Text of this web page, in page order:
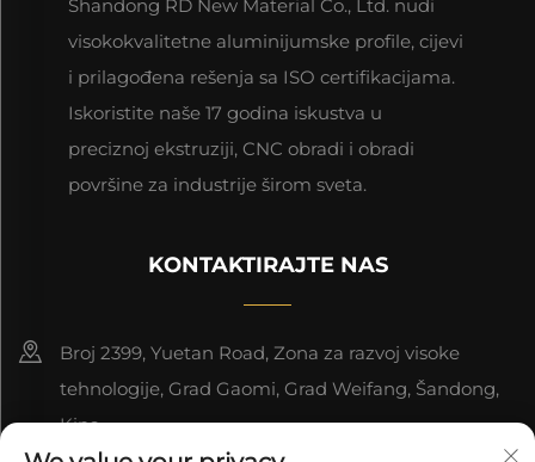
Shandong RD New Material Co., Ltd. nudi
visokokvalitetne aluminijumske profilе, cijevi
i prilagođena rešenja sa ISO certifikacijama.
Iskoristite naše 17 godina iskustva u
preciznoj ekstruziji, CNC obradi i obradi
površine za industrije širom sveta.
KONTAKTIRAJTE NAS
Broj 2399, Yuetan Road, Zona za razvoj visoke
tehnologije, Grad Gaomi, Grad Weifang, Šandong,
Kina.